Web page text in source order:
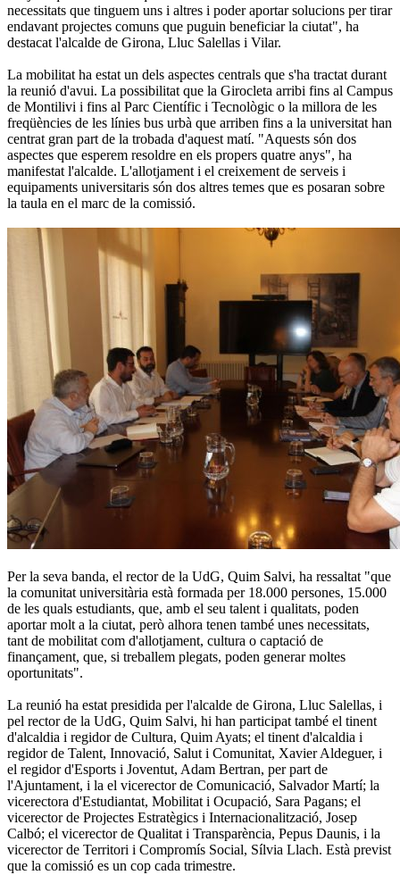
necessitats que tinguem uns i altres i poder aportar solucions per tirar
endavant projectes comuns que puguin beneficiar la ciutat", ha
destacat l'alcalde de Girona, Lluc Salellas i Vilar.
La mobilitat ha estat un dels aspectes centrals que s'ha tractat durant
la reunió d'avui. La possibilitat que la Girocleta arribi fins al Campus
de Montilivi i fins al Parc Científic i Tecnològic o la millora de les
freqüències de les línies bus urbà que arriben fins a la universitat han
centrat gran part de la trobada d'aquest matí. "Aquests són dos
aspectes que esperem resoldre en els propers quatre anys", ha
manifestat l'alcalde. L'allotjament i el creixement de serveis i
equipaments universitaris són dos altres temes que es posaran sobre
la taula en el marc de la comissió.
Per la seva banda, el rector de la UdG, Quim Salvi, ha ressaltat "que
la comunitat universitària està formada per 18.000 persones, 15.000
de les quals estudiants, que, amb el seu talent i qualitats, poden
aportar molt a la ciutat, però alhora tenen també unes necessitats,
tant de mobilitat com d'allotjament, cultura o captació de
finançament, que, si treballem plegats, poden generar moltes
oportunitats".
La reunió ha estat presidida per l'alcalde de Girona, Lluc Salellas, i
pel rector de la UdG, Quim Salvi, hi han participat també el tinent
d'alcaldia i regidor de Cultura, Quim Ayats; el tinent d'alcaldia i
regidor de Talent, Innovació, Salut i Comunitat, Xavier Aldeguer, i
el regidor d'Esports i Joventut, Adam Bertran, per part de
l'Ajuntament, i la el vicerector de Comunicació, Salvador Martí; la
vicerectora d'Estudiantat, Mobilitat i Ocupació, Sara Pagans; el
vicerector de Projectes Estratègics i Internacionalització, Josep
Calbó; el vicerector de Qualitat i Transparència, Pepus Daunis, i la
vicerector de Territori i Compromís Social, Sílvia Llach. Està previst
que la comissió es un cop cada trimestre.